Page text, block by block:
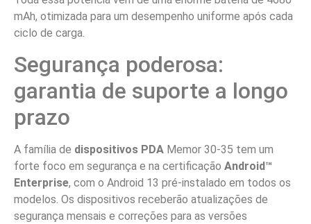
mAh, otimizada para um desempenho uniforme após cada
ciclo de carga.
Segurança poderosa:
garantia de suporte a longo
prazo
A família de dispositivos PDA Memor 30-35 tem um
forte foco em segurança e na certificação Android™
Enterprise, com o Android 13 pré-instalado em todos os
modelos. Os dispositivos receberão atualizações de
segurança mensais e correções para as versões